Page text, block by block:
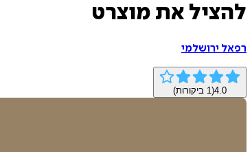
להציל את מוצרט
רפאל ירושלמי
4.0
(
1 ביקורות)